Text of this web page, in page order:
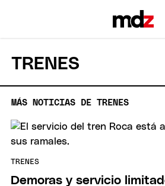
TRENES
MÁS NOTICIAS DE TRENES
TRENES
Demoras y servicio